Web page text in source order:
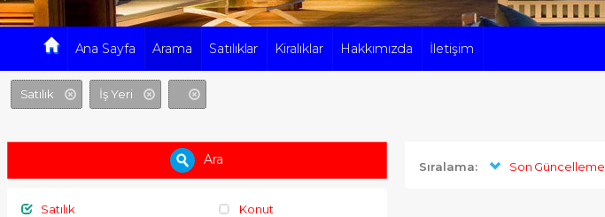
Ana Sayfa Arama Satılıklar Kiralıklar Hakkımızda İletişim
Satılık İş Yeri
Ara
Satılık Konut
Sıralama: Son Güncelleme